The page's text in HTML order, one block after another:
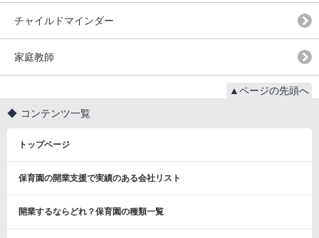
チャイルドマインダー
家庭教師
▲ページの先頭へ
コンテンツ一覧
トップページ
保育園の開業支援で実績のある会社リスト
開業するならどれ？保育園の種類一覧